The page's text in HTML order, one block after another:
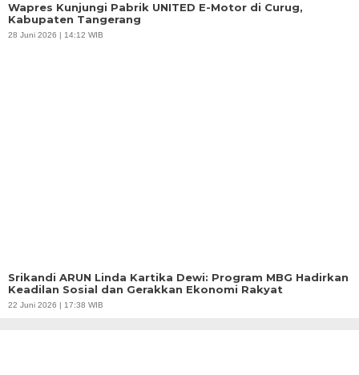
Wapres Kunjungi Pabrik UNITED E-Motor di Curug,
Kabupaten Tangerang
28 Juni 2026 | 14:12 WIB
Srikandi ARUN Linda Kartika Dewi: Program MBG Hadirkan
Keadilan Sosial dan Gerakkan Ekonomi Rakyat
22 Juni 2026 | 17:38 WIB